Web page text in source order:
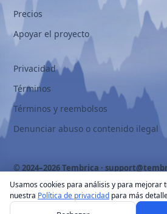
Precios
Apoyar el proyecto
Privacidad
Términos
Términos y reembolsos
Denunciar abuso o contenido ilegal
© 2024–2026 Tembrica ·
Usamos cookies para análisis y para mejorar
nuestra Política de privacidad para más